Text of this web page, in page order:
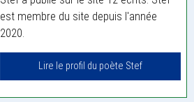
est membre du site depuis l'année
2020.
Lire le profil du poète Stef